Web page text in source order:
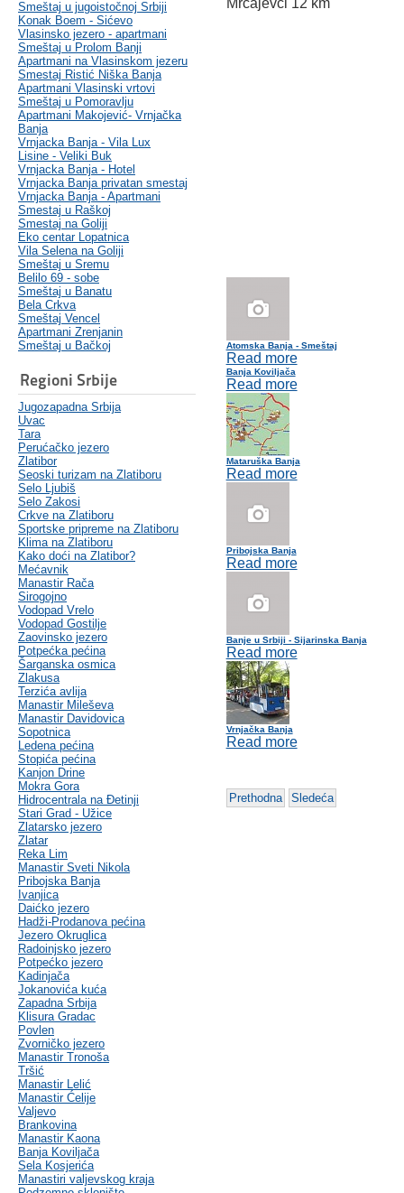
Smeštaj u jugoistočnoj Srbiji
Konak Boem - Sićevo
Vlasinsko jezero - apartmani
Smeštaj u Prolom Banji
Apartmani na Vlasinskom jezeru
Smestaj Ristić Niška Banja
Apartmani Vlasinski vrtovi
Smeštaj u Pomoravlju
Apartmani Makojević- Vrnjačka
Banja
Vrnjacka Banja - Vila Lux
Lisine - Veliki Buk
Vrnjacka Banja - Hotel
Vrnjacka Banja privatan smestaj
Vrnjacka Banja - Apartmani
Smestaj u Raškoj
Smestaj na Goliji
Eko centar Lopatnica
Vila Selena na Goliji
Smeštaj u Sremu
Belilo 69 - sobe
Smeštaj u Banatu
Bela Crkva
Smeštaj Vencel
Apartmani Zrenjanin
Smeštaj u Bačkoj
Regioni Srbije
Jugozapadna Srbija
Uvac
Tara
Perućačko jezero
Zlatibor
Seoski turizam na Zlatiboru
Selo Ljubiš
Selo Zakosi
Crkve na Zlatiboru
Sportske pripreme na Zlatiboru
Klima na Zlatiboru
Kako doći na Zlatibor?
Mećavnik
Manastir Rača
Sirogojno
Vodopad Vrelo
Vodopad Gostilje
Zaovinsko jezero
Potpećka pećina
Šarganska osmica
Zlakusa
Terzića avlija
Manastir Mileševa
Manastir Davidovica
Sopotnica
Ledena pećina
Stopića pećina
Kanjon Drine
Mokra Gora
Hidrocentrala na Đetinji
Stari Grad - Užice
Zlatarsko jezero
Zlatar
Reka Lim
Manastir Sveti Nikola
Pribojska Banja
Ivanjica
Daićko jezero
Hadži-Prodanova pećina
Jezero Okruglica
Radoinjsko jezero
Potpećko jezero
Kadinjača
Jokanovića kuća
Zapadna Srbija
Klisura Gradac
Povlen
Zvorničko jezero
Manastir Tronoša
Tršić
Manastir Lelić
Manastir Ćelije
Valjevo
Brankovina
Manastir Kaona
Banja Koviljača
Sela Kosjerića
Manastiri valjevskog kraja
Mrčajevci 12 km
Atomska Banja - Smeštaj
Read more
Banja Koviljača
Read more
Mataruška Banja
Read more
Pribojska Banja
Read more
Banje u Srbiji - Sijarinska Banja
Read more
Vrnjačka Banja
Read more
Prethodna Sledeća